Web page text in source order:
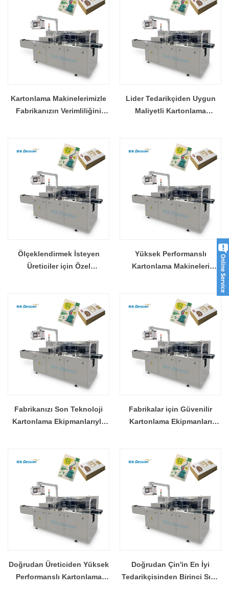
Kartonlama Makinelerimizle
Fabrikanızın Verimliliğini
Lider Tedarikçiden Uygun
Maliyetli Kartonlama
Ölçeklendirmek İsteyen
Üreticiler için Özel
Yüksek Performanslı
Kartonlama Makineleri
Fabrikanızı Son Teknoloji
Kartonlama Ekipmanlarıyla
Fabrikalar için Güvenilir
Kartonlama Ekipmanları
Doğrudan Üreticiden Yüksek
Performanslı Kartonlama
Doğrudan Çin'in En İyi
Tedarikçisinden Birinci Sınıf